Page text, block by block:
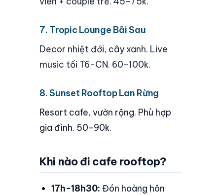
7. Tropic Lounge Bãi Sau
Decor nhiệt đới, cây xanh. Live
music tối T6-CN. 60-100k.
8. Sunset Rooftop Lan Rừng
Resort cafe, vườn rộng. Phù hợp
gia đình. 50-90k.
Khi nào đi cafe rooftop?
17h-18h30: Đón hoàng hôn